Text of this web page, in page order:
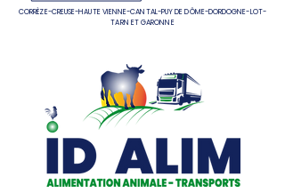
CORRÈZE-CREUSE-HAUTE VIENNE-CANTAL-PUY DE DÔME-DORDOGNE-LOT-
TARN ET GARONNE